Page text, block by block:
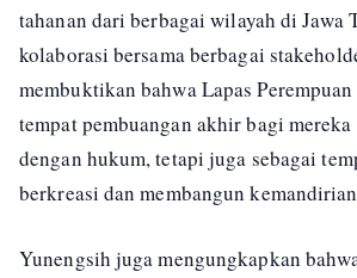
tahanan dari berbagai wilayah di Jawa
kolaborasi bersama berbagai
membuktikan bahwa Lapas
tempat pembuangan akhir bagi mereka
dengan hukum, tetapi juga sebagai
berkreasi dan membangun
Yunengsih juga mengungkapkan